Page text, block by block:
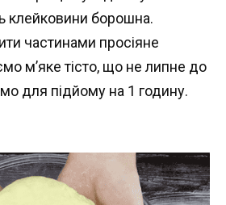
клейковини борошна.
частинами просіяне
м’яке тісто, що не липне до
для підйому на 1 годину.